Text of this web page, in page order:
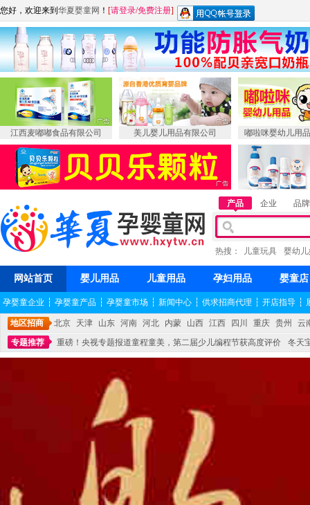
您好，欢迎来到 华夏婴童网 ！ [请登录/免费注册]
江西麦嘟嘟食品有限公司 美儿婴儿用品有限公司 嘟啦咪婴幼儿用
产品 企业 品牌
热搜： 儿童玩具 婴幼
网站首页 婴儿用品 儿童用品 孕妇用品 婴童店
孕婴童企业 ┆ 孕婴童产品 ┆ 孕婴童市场 ┆ 新闻中心 ┆ 供求招商代理 ┆ 开店指导 ┆
地区招商 北京 天津 山东 河南 河北 内蒙 山西 江西 四川 重庆 贵州
云
专题推荐
重磅！央视专题报道童程童美，第二届少儿编程节获高度评价
冬天
不能再单纯地销售产品,而要向增强服务转型,毕竟母婴产品比较特殊。”
妇幼广场